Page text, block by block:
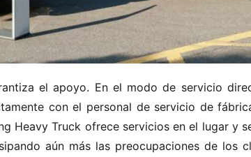
el apoyo. En el modo de servicio
con el personal de servicio de
Heavy Truck ofrece servicios en el lugar y
aún más las preocupaciones de los